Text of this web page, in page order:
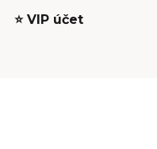
⭐ VIP účet